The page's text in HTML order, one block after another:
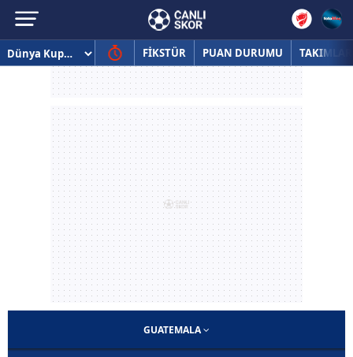
FİKSTÜR PUAN DURUMU TAKIMLAR
GUATEMALA